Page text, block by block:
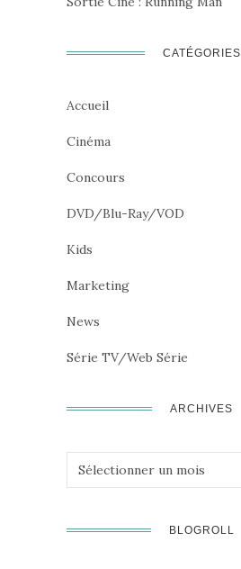
CATÉGORIES
Accueil
Cinéma
Concours
DVD/Blu-Ray/VOD
Kids
Marketing
News
Série TV/Web Série
ARCHIVES
Archives
BLOGROLL